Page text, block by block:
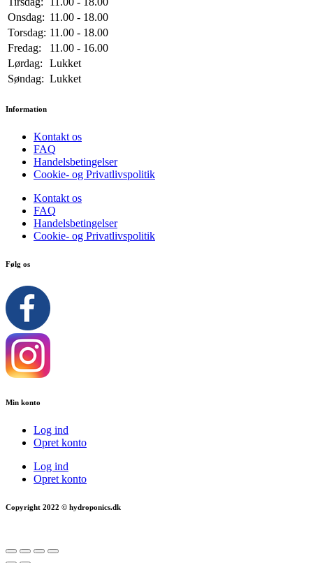
Onsdag: 11.00 - 18.00
Torsdag: 11.00 - 18.00
Fredag:
11.00 - 16.00
Lørdag:
Lukket
Søndag: Lukket
Information
Kontakt os
FAQ
Handelsbetingelser
Cookie- og Privatlivspolitik
Kontakt os
FAQ
Handelsbetingelser
Cookie- og Privatlivspolitik
Følg os
Min konto
Log ind
Opret konto
Log ind
Opret konto
Copyright 2022 © hydroponics.dk